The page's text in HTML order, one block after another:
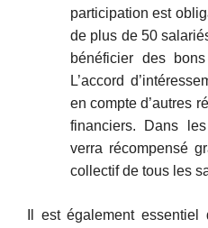
participation est
de plus de 50
bénéficier des
L’accord
en compte d’autres
financiers. Dans
verra récompensé
collectif de tous les
Il est également essentiel